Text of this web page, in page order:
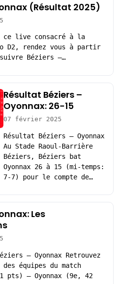
(Résultat 2025)
ce live consacré à la
D2, rendez vous à partir
Béziers –…
Résultat Béziers –
Oyonnax: 26-15
07 février 2025
Résultat Béziers – Oyonnax
Au Stade Raoul-Barrière
Béziers, Béziers bat
Oyonnax 26 à 15 (mi-temps:
7-7) pour le compte de…
Les
– Oyonnax Retrouvez
équipes du match
pts) – Oyonnax (9e, 42